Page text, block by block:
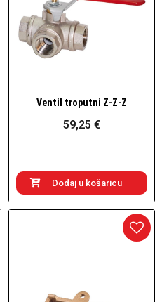
Brzi pogled
Ventil troputni Ž-Ž-Ž
59,25 €
Dodaj u košaricu